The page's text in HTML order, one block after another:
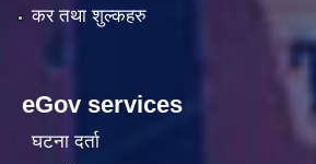
कर तथा शुल्कहरु
eGov services
घटना दर्ता